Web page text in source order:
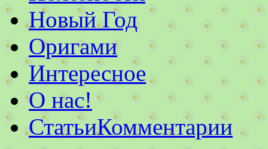
Новый Год
Оригами
Интересное
О нас!
СтатьиКомментарии